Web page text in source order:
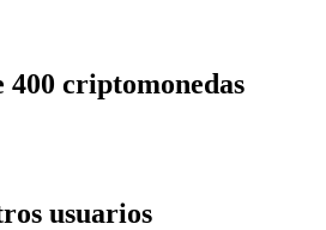
400 criptomonedas
usuarios